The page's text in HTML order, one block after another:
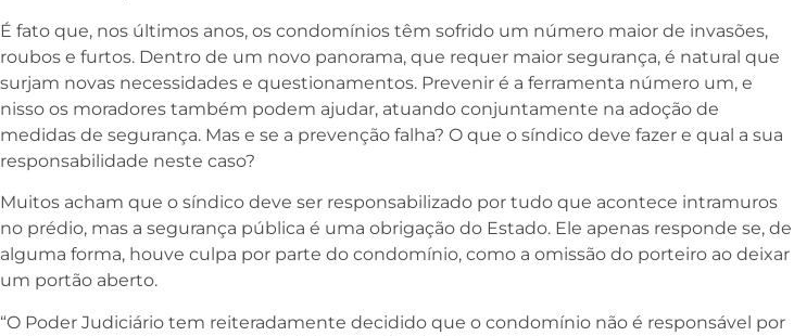
É fato que, nos últimos anos, os condomínios têm sofrido um número maior de invasões,
roubos e furtos. Dentro de um novo panorama, que requer maior segurança, é natural que
surjam novas necessidades e questionamentos. Prevenir é a ferramenta número um, e
nisso os moradores também podem ajudar, atuando conjuntamente na adoção de
medidas de segurança. Mas e se a prevenção falha? O que o síndico deve fazer e qual a sua
responsabilidade neste caso?
Muitos acham que o síndico deve ser responsabilizado por tudo que acontece intramuros
no prédio, mas a segurança pública é uma obrigação do Estado. Ele apenas responde se, de
alguma forma, houve culpa por parte do condomínio, como a omissão do porteiro ao deixar
um portão aberto.
“O Poder Judiciário tem reiteradamente decidido que o condomínio não é responsável por